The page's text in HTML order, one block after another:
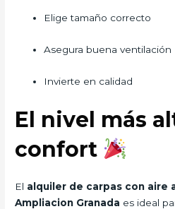
Elige tamaño correcto
Asegura buena ventilación
Invierte en calidad
El nivel más
confort
El alquiler de carpas con aire
Ampliacion Granada es ideal